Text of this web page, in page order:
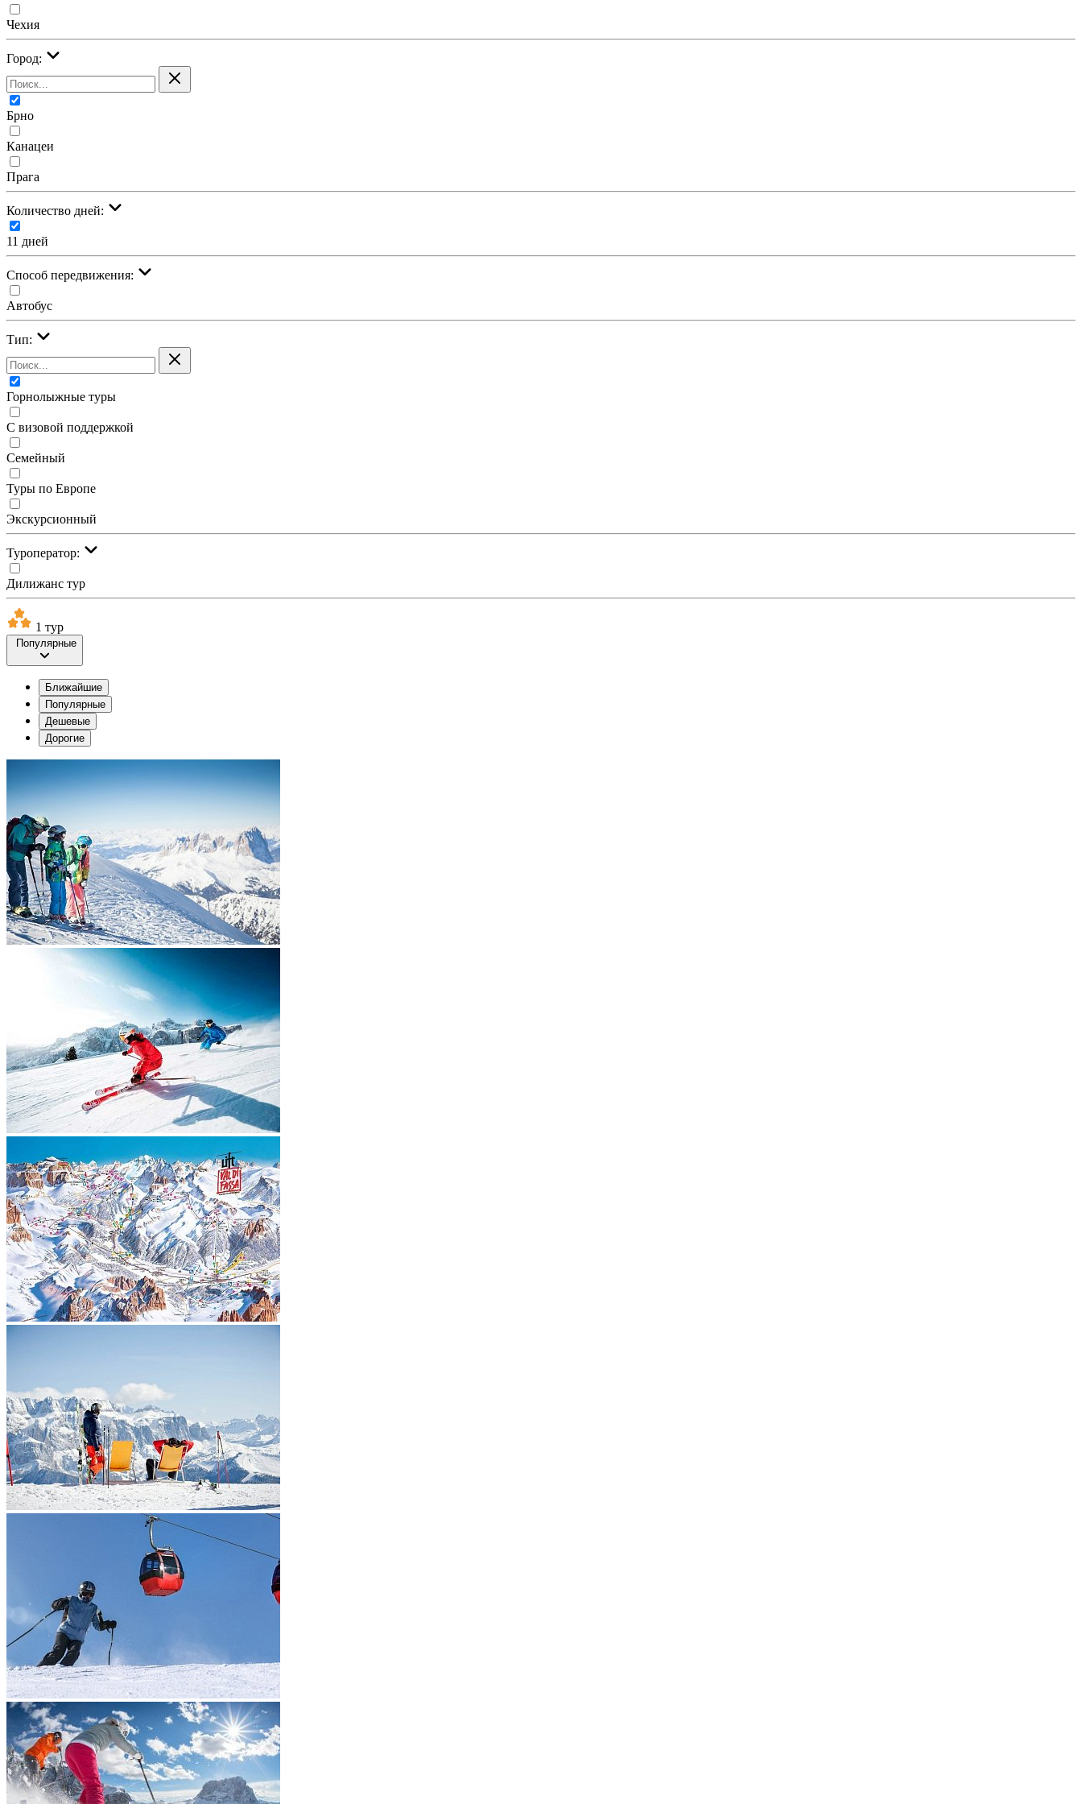
Чехия
Город:
Брно
Канацеи
Прага
Количество дней:
11 дней
Cпособ передвижения:
Автобус
Тип:
Горнолыжные туры
С визовой поддержкой
Семейный
Туры по Европе
Экскурсионный
Туроператор:
Дилижанс тур
1 тур
Популярные
Ближайшие
Популярные
Дешевые
Дорогие